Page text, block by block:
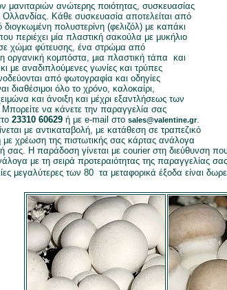
μανιταριών ανώτερης ποιότητας, συσκευασίας
Κάθε συσκευασία αποτελείται από
διογκωμένη πολυστερίνη (φελιζόλ) με καπάκι
περιέχει μία πλαστική σακούλα με μυκήλιο
χώμα φύτευσης, ένα στρώμα από
οργανική κομπόστα, μια πλαστική τάπα και
με αναδιπλούμενες γωνίες και τρύπες
από φωτογραφία και οδηγίες
διαθέσιμοι όλο το χρόνο, καλοκαίρι,
και άνοιξη και μέχρι εξαντλήσεως των
να κάνετε την παραγγελία σας
23310 60629 ή με e-mail στο sales@valentine.gr.
με αντικαταβολή, με κατάθεση σε τραπεζικό
με χρέωση της πιστωτικής σας κάρτας ανάλογα
σας. Η παράδοση γίνεται με courier στη διεύθυνση
με τη σειρά προτεραιότητας της παραγγελίας
μεγαλύτερες των 80  τα μεταφορικά έξοδα είναι